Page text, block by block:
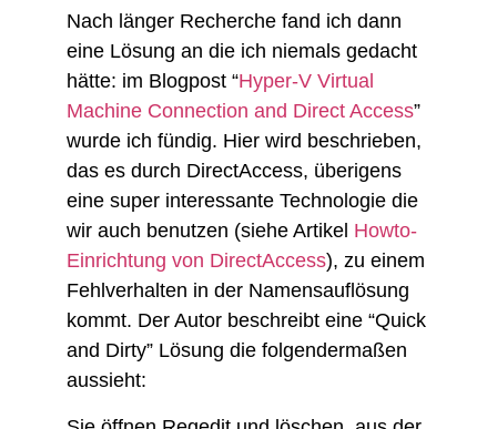
Nach länger Recherche fand ich dann
eine Lösung an die ich niemals gedacht
hätte: im Blogpost “Hyper-V Virtual
Machine Connection and Direct Access”
wurde ich fündig. Hier wird beschrieben,
das es durch DirectAccess, überigens
eine super interessante Technologie die
wir auch benutzen (siehe Artikel Howto-
Einrichtung von DirectAccess), zu einem
Fehlverhalten in der Namensauflösung
kommt. Der Autor beschreibt eine “Quick
and Dirty” Lösung die folgendermaßen
aussieht: